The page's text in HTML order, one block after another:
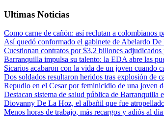
Ultimas Noticias
Como carne de cañón: así reclutan a colombianos
Así quedó conformado el gabinete de Abelardo
Cuestionan contratos por $3,2 billones
Barranquilla impulsa su talento: la EDA abre las
Sicarios acabaron con la vida de un joven cuando
Dos soldados resultaron heridos tras explosión de
Repudio en el Cesar por feminicidio de una joven
Destacan sistema de salud pública de Barranquilla
Diovanny De La Hoz, el albañil que fue
Menos horas de trabajo, más recargos y adiós al